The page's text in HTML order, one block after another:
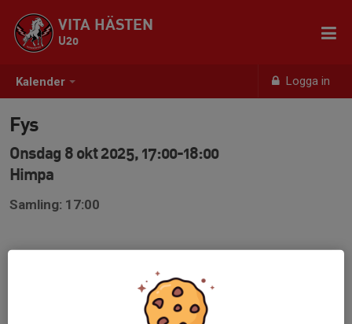
Kalender Logga in
VITA HÄSTEN
U20
Fys
Onsdag 8 okt 2025, 17:00-18:00
Himpa
Samling: 17:00